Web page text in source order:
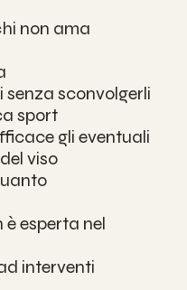
non ama
sconvolgerli
sport
gli eventuali
viso
esperta nel
interventi